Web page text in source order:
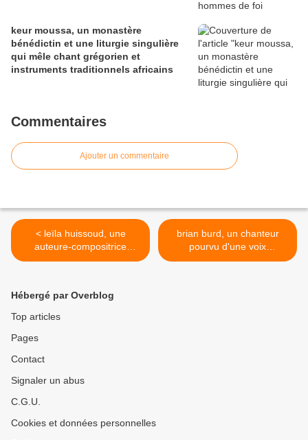
keur moussa, un monastère
bénédictin et une liturgie singulière
qui mêle chant grégorien et
instruments traditionnels africains
Commentaires
Ajouter un commentaire
< leïla huissoud, une
auteure-compositrice
interprète française qui fut
brian burd, un chanteur
pourvu d'une voix
magnifique et accompagné
Hébergé par Overblog
Top articles
Pages
Contact
Signaler un abus
C.G.U.
Cookies et données personnelles